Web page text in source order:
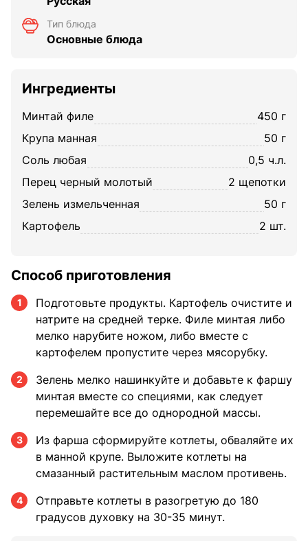
Тип блюда
Основные блюда
Ингредиенты
минтай филе
450 г
крупа манная
50 г
соль любая
0,5 ч.л.
перец черный молотый
2 щепотки
зелень измельченная
50 г
картофель
2 шт.
Способ приготовления
1
Подготовьте продукты. Картофель очистите и
натрите на средней терке. Филе минтая либо
мелко нарубите ножом, либо вместе с
картофелем пропустите через мясорубку.
2
Зелень мелко нашинкуйте и добавьте к фаршу
минтая вместе со специями, как следует
перемешайте все до однородной массы.
3
Из фарша сформируйте котлеты, обваляйте их
в манной крупе. Выложите котлеты на
смазанный растительным маслом противень.
4
Отправьте котлеты в разогретую до 180
градусов духовку на 30-35 минут.